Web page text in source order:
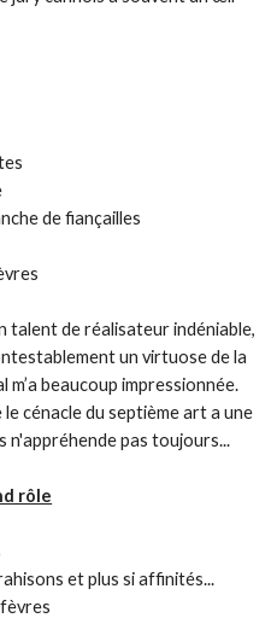
de fiançailles
talent de réalisateur indéniable,
un virtuose de la
beaucoup impressionnée.
cénacle du septième art a une
n'appréhende pas toujours...
rôle
et plus si affinités...